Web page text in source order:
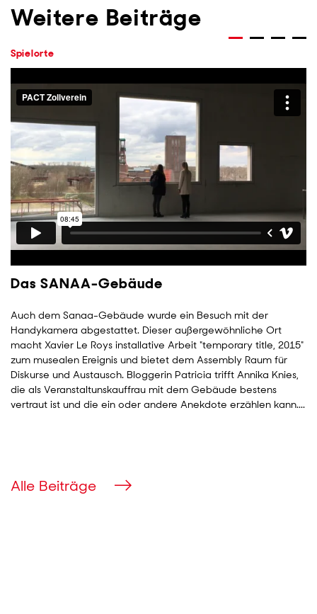
Weitere Beiträge
Spielorte
Das SANAA-Gebäude
Auch dem Sanaa-Gebäude wurde ein Besuch mit der
Handykamera abgestattet. Dieser außergewöhnliche Ort
macht Xavier Le Roys installative Arbeit "temporary title, 2015"
zum musealen Ereignis und bietet dem Assembly Raum für
Diskurse und Austausch. Bloggerin Patricia trifft Annika Knies,
die als Veranstaltunskauffrau mit dem Gebäude bestens
vertraut ist und die ein oder andere Anekdote erzählen kann....
Alle Beiträge